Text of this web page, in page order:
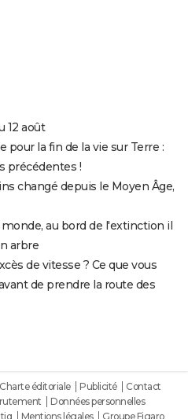
12 août
pour la fin de la vie sur Terre :
précédentes !
changé depuis le Moyen Âge,
au bord de l'extinction il
arbre
de vitesse ? Ce que vous
de prendre la route des
Charte éditoriale Publicité
Contact
Données personnelles
Mentions légales Groupe Figaro